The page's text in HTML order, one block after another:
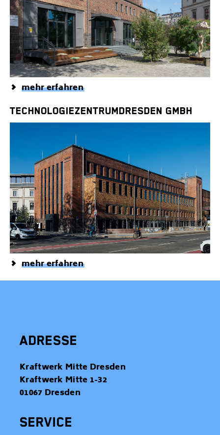
mehr erfahren
TECHNOLOGIEZENTRUMDRESDEN GMBH
mehr erfahren
ADRESSE
Kraftwerk Mitte Dresden
Kraftwerk Mitte 1-32
01067 Dresden
SERVICE